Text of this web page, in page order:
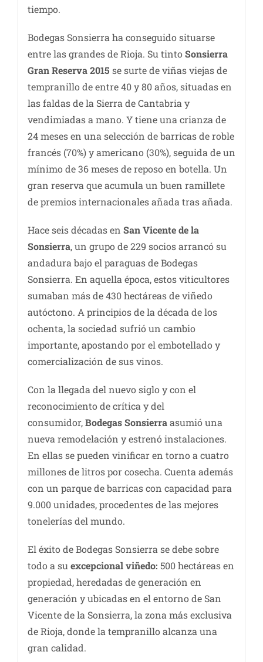
tiempo.
Bodegas Sonsierra ha conseguido situarse
entre las grandes de Rioja. Su tintoSonsierra
Gran Reserva 2015 se surte de viñas viejas de
tempranillo de entre 40 y 80 años, situadas en
las faldas de la Sierra de Cantabria y
vendimiadas a mano. Y tiene una crianza de
24 meses en una selección de barricas de roble
francés (70%) y americano (30%), seguida de un
mínimo de 36 meses de reposo en botella. Un
gran reserva que acumula un buen ramillete
de premios internacionales añada tras añada.
Hace seis décadas en San Vicente de la
Sonsierra, un grupo de 229 socios arrancó su
andadura bajo el paraguas de Bodegas
Sonsierra. En aquella época, estos viticultores
sumaban más de 430 hectáreas de viñedo
autóctono. A principios de la década de los
ochenta, la sociedad sufrió un cambio
importante, apostando por el embotellado y
comercialización de sus vinos.
Con la llegada del nuevo siglo y con el
reconocimiento de crítica y del
consumidor,Bodegas Sonsierraasumió una
nueva remodelación y estrenó instalaciones.
En ellas se pueden vinificar en torno a cuatro
millones de litros por cosecha. Cuenta además
con un parque de barricas con capacidad para
9.000 unidades, procedentes de las mejores
tonelerías del mundo.
El éxito de Bodegas Sonsierra se debe sobre
todo a suexcepcional viñedo: 500 hectáreas en
propiedad, heredadas de generación en
generación y ubicadas en el entorno de San
Vicente de la Sonsierra, la zona más exclusiva
de Rioja, donde la tempranillo alcanza una
gran calidad.